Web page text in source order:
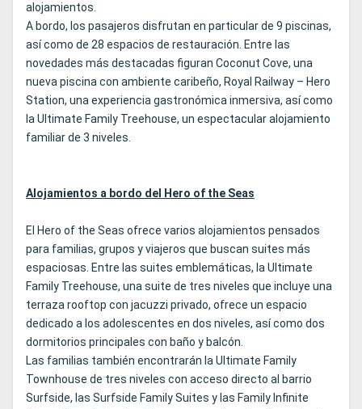
alojamientos.
A bordo, los pasajeros disfrutan en particular de 9 piscinas,
así como de 28 espacios de restauración. Entre las
novedades más destacadas figuran Coconut Cove, una
nueva piscina con ambiente caribeño, Royal Railway – Hero
Station, una experiencia gastronómica inmersiva, así como
la Ultimate Family Treehouse, un espectacular alojamiento
familiar de 3 niveles.
Alojamientos a bordo del Hero of the Seas
El Hero of the Seas ofrece varios alojamientos pensados
para familias, grupos y viajeros que buscan suites más
espaciosas. Entre las suites emblemáticas, la Ultimate
Family Treehouse, una suite de tres niveles que incluye una
terraza rooftop con jacuzzi privado, ofrece un espacio
dedicado a los adolescentes en dos niveles, así como dos
dormitorios principales con baño y balcón.
Las familias también encontrarán la Ultimate Family
Townhouse de tres niveles con acceso directo al barrio
Surfside, las Surfside Family Suites y las Family Infinite